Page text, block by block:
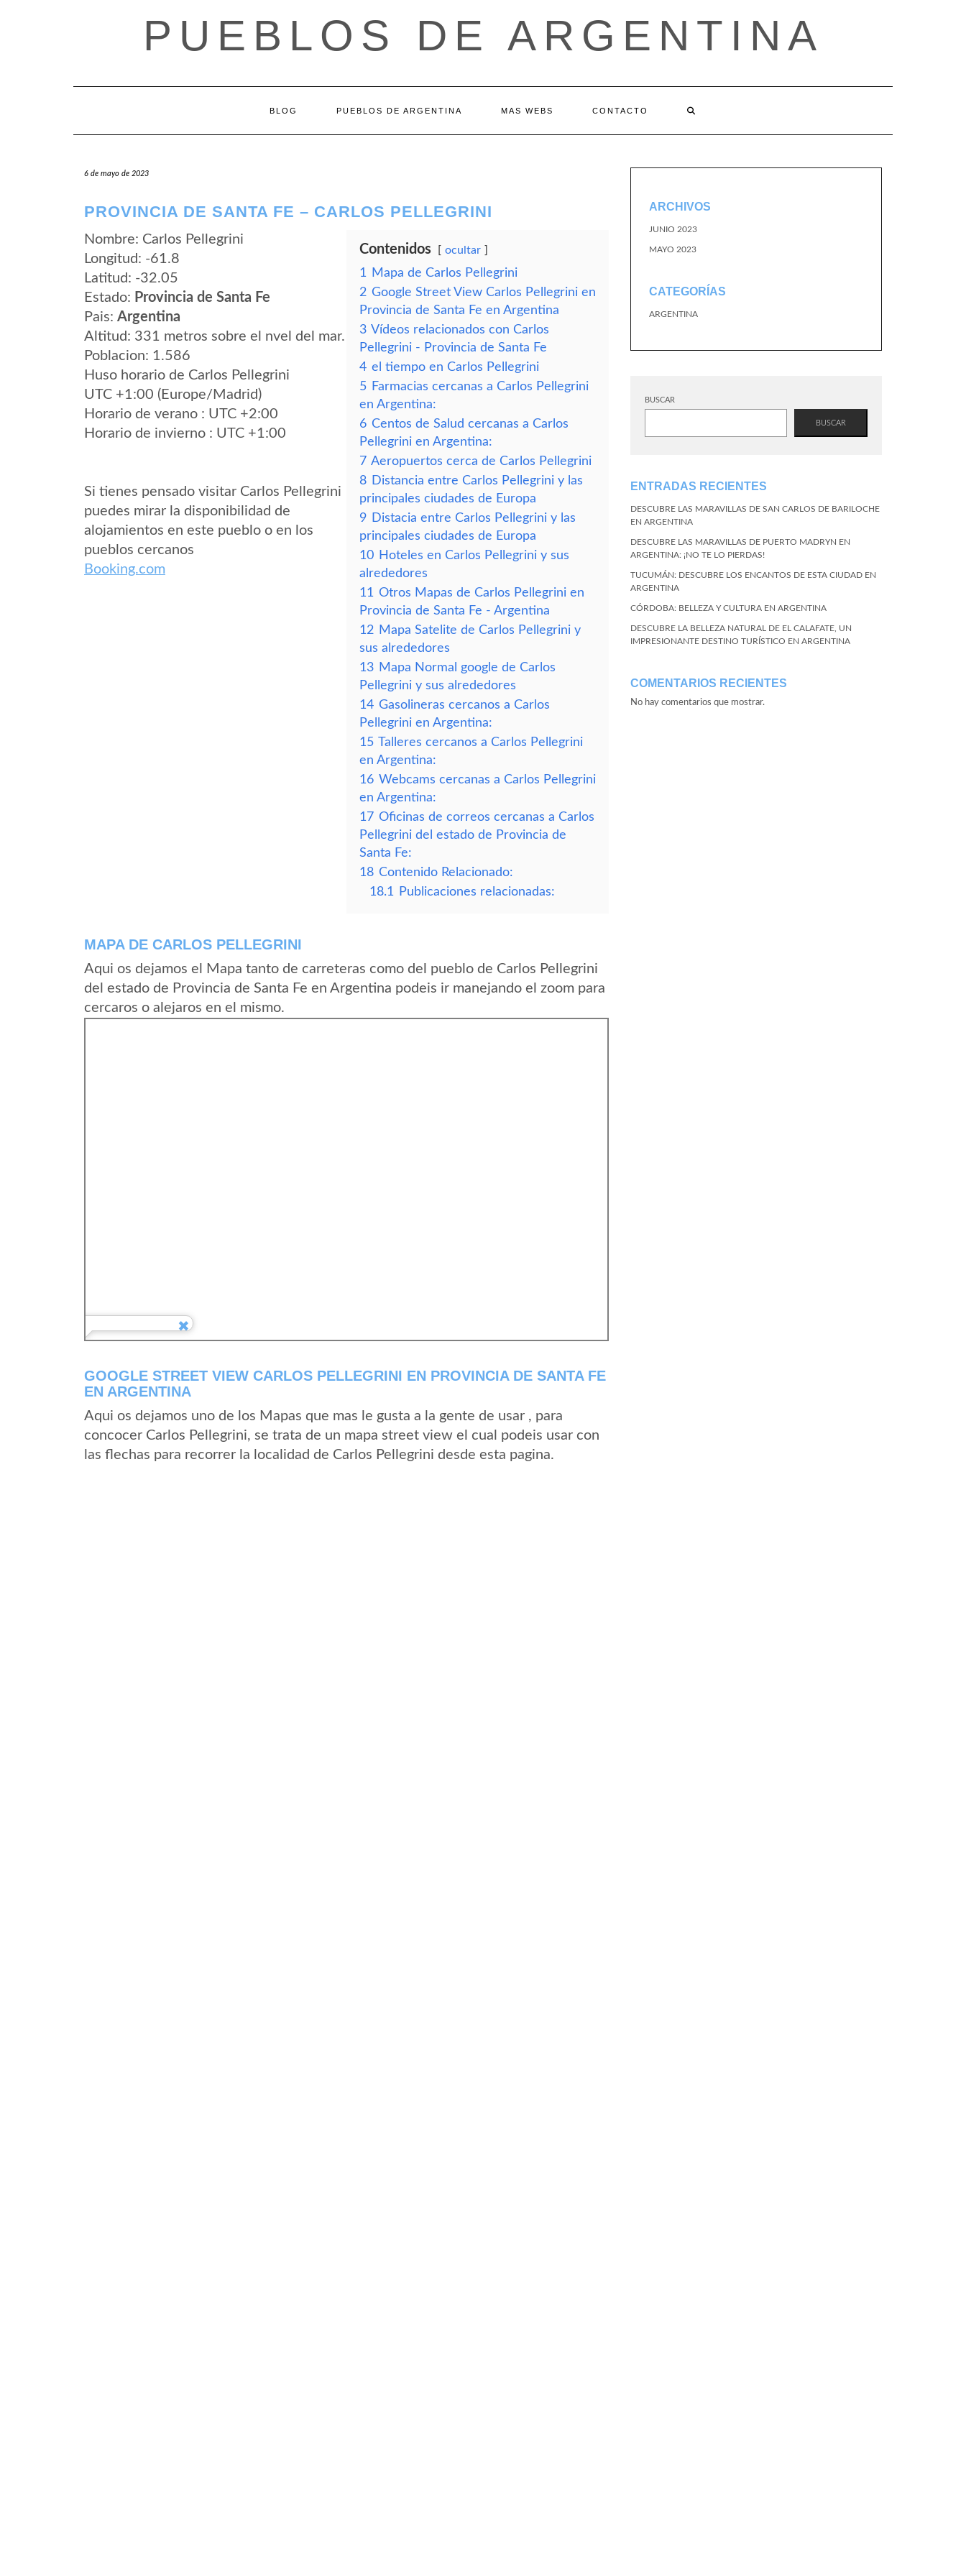
PUEBLOS DE ARGENTINA
BLOG PUEBLOS DE ARGENTINA MAS WEBS CONTACTO
6 de mayo de 2023
PROVINCIA DE SANTA FE – CARLOS PELLEGRINI
Nombre: Carlos Pellegrini
Longitud: -61.8
Latitud: -32.05
Estado: Provincia de Santa Fe
Pais: Argentina
Altitud: 331 metros sobre el nvel del mar.
Poblacion: 1.586
Huso horario de Carlos Pellegrini
UTC +1:00 (Europe/Madrid)
Horario de verano : UTC +2:00
Horario de invierno : UTC +1:00
Si tienes pensado visitar Carlos Pellegrini
puedes mirar la disponibilidad de
alojamientos en este pueblo o en los
pueblos cercanos
Booking.com
Contenidos ocultar
1
Mapa de Carlos Pellegrini
2 Google Street View Carlos Pellegrini en
Provincia de Santa Fe en Argentina
3 Vídeos relacionados con Carlos
Pellegrini - Provincia de Santa Fe
4 el tiempo en Carlos Pellegrini
5 Farmacias cercanas a Carlos Pellegrini
en Argentina:
6 Centos de Salud cercanas a Carlos
Pellegrini en Argentina:
7 Aeropuertos cerca de Carlos Pellegrini
8 Distancia entre Carlos Pellegrini y las
principales ciudades de Europa
9 Distacia entre Carlos Pellegrini y las
principales ciudades de Europa
10 Hoteles en Carlos Pellegrini y sus
alrededores
11 Otros Mapas de Carlos Pellegrini en
Provincia de Santa Fe - Argentina
12 Mapa Satelite de Carlos Pellegrini y
sus alrededores
13 Mapa Normal google de Carlos
Pellegrini y sus alrededores
14 Gasolineras cercanos a Carlos
Pellegrini en Argentina:
15 Talleres cercanos a Carlos Pellegrini
en Argentina:
16 Webcams cercanas a Carlos Pellegrini
en Argentina:
17 Oficinas de correos cercanas a Carlos
Pellegrini del estado de Provincia de
Santa Fe:
18 Contenido Relacionado:
18.1
Publicaciones relacionadas:
MAPA DE CARLOS PELLEGRINI
Aqui os dejamos el Mapa tanto de carreteras como del pueblo de Carlos Pellegrini
del estado de Provincia de Santa Fe en Argentina podeis ir manejando el zoom para
cercaros o alejaros en el mismo.
GOOGLE STREET VIEW CARLOS PELLEGRINI EN PROVINCIA DE SANTA FE
EN ARGENTINA
Aqui os dejamos uno de los Mapas que mas le gusta a la gente de usar , para
concocer Carlos Pellegrini, se trata de un mapa street view el cual podeis usar con
las flechas para recorrer la localidad de Carlos Pellegrini desde esta pagina.
ARCHIVOS
JUNIO 2023
MAYO 2023
CATEGORÍAS
ARGENTINA
BUSCAR
BUSCAR
ENTRADAS RECIENTES
DESCUBRE LAS MARAVILLAS DE SAN CARLOS DE BARILOCHE
EN ARGENTINA
DESCUBRE LAS MARAVILLAS DE PUERTO MADRYN EN
ARGENTINA: ¡NO TE LO PIERDAS!
TUCUMÁN: DESCUBRE LOS ENCANTOS DE ESTA CIUDAD EN
ARGENTINA
CÓRDOBA: BELLEZA Y CULTURA EN ARGENTINA
DESCUBRE LA BELLEZA NATURAL DE EL CALAFATE, UN
IMPRESIONANTE DESTINO TURÍSTICO EN ARGENTINA
COMENTARIOS RECIENTES
No hay comentarios que mostrar.